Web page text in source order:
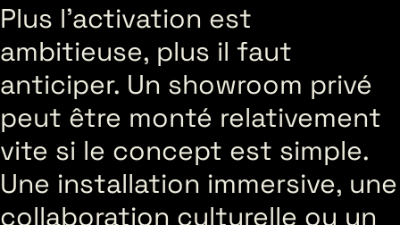
Plus l’activation est
ambitieuse, plus il faut
anticiper. Un showroom privé
peut être monté relativement
vite si le concept est simple.
Une installation immersive, une
collaboration culturelle ou un